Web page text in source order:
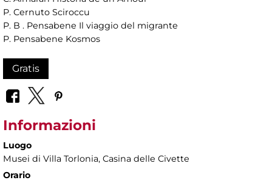
P. Cernuto Sciroccu
P. B . Pensabene Il viaggio del migrante
P. Pensabene Kosmos
Gratis
Informazioni
Luogo
Musei di Villa Torlonia, Casina delle Civette
Orario